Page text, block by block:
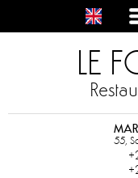
LE
55,